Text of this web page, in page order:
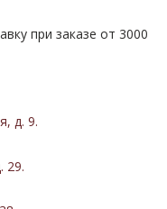
при заказе от 3000
, д. 9.
29.